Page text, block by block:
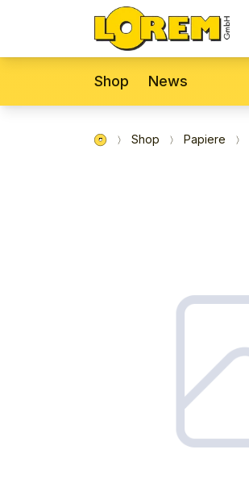
Shop News
Shop Papiere